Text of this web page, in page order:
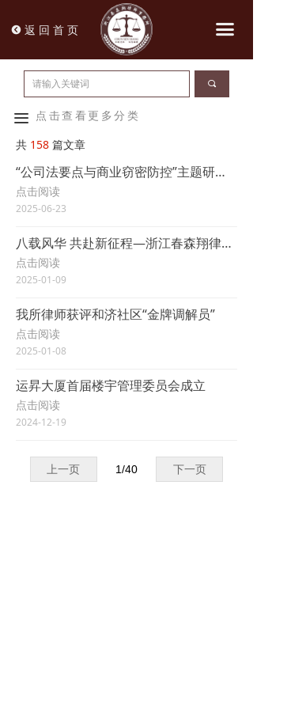
끀
뀸 返 回 首 页
끀 点击查看更多分类
共 158 篇文章
“公司法要点与商业窃密防控”主题研讨会圆满收官
点击阅读
2025-06-23
八载风华 共赴新征程—浙江春森翔律师事务所八周年团建活动
点击阅读
2025-01-09
我所律师获评和济社区“金牌调解员”
点击阅读
2025-01-08
运昇大厦首届楼宇管理委员会成立
点击阅读
2024-12-19
上一页 下一页
1/40
끠